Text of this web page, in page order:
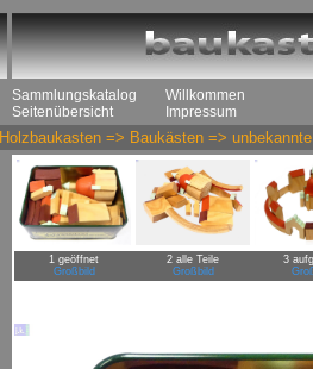
Sammlungskatalog
Seitenübersicht
Willkommen
Impressum
Holzbaukasten => Baukästen =>
1 geöffnet
Großbild
2 alle Teile
Großbild
3